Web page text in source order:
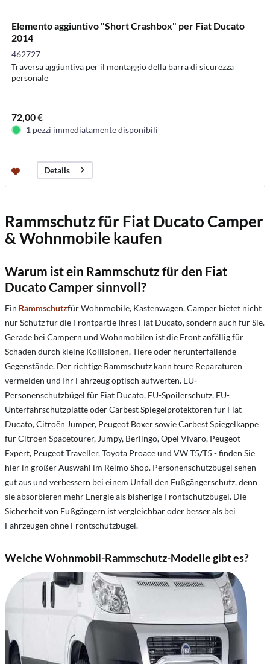
Elemento aggiuntivo "Short Crashbox" per Fiat Ducato
2014
462727
Traversa aggiuntiva per il montaggio della barra di sicurezza
personale
72,00 €
1 pezzi immediatamente disponibili
Details
Rammschutz für Fiat Ducato Camper
& Wohnmobile kaufen
Warum ist ein Rammschutz für den Fiat
Ducato Camper sinnvoll?
Ein Rammschutzfür Wohnmobile, Kastenwagen, Camper bietet nicht
nur Schutz für die Frontpartie Ihres Fiat Ducato, sondern auch für Sie.
Gerade bei Campern und Wohnmobilen ist die Front anfällig für
Schäden durch kleine Kollisionen, Tiere oder herunterfallende
Gegenstände. Der richtige Rammschutz kann teure Reparaturen
vermeiden und Ihr Fahrzeug optisch aufwerten. EU-
Personenschutzbügel für Fiat Ducato, EU-Spoilerschutz, EU-
Unterfahrschutzplatte oder Carbest Spiegelprotektoren für Fiat
Ducato, Citroën Jumper, Peugeot Boxer sowie Carbest Spiegelkappe
für Citroen Spacetourer, Jumpy, Berlingo, Opel Vivaro, Peugeot
Expert, Peugeot Traveller, Toyota Proace und VW T5/T5 - finden Sie
hier in großer Auswahl im Reimo Shop. Personenschutzbügel sehen
gut aus und verbessern bei einem Unfall den Fußgängerschutz, denn
sie absorbieren mehr Energie als bisherige Frontschutzbügel. Die
Sicherheit von Fußgängern ist vergleichbar oder besser als bei
Fahrzeugen ohne Frontschutzbügel.
Welche Wohnmobil-Rammschutz-Modelle gibt es?